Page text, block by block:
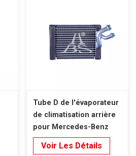
Tube D de l'évaporateur
de climatisation arrière
pour Mercedes-Benz
Vito W447 W448 (2016-
2022).
Voir Les Détails